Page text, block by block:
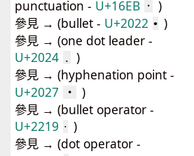
punctuation - U+16EB ᛫
)
參見 → (bullet - U+2022 • )
參見 → (one dot leader -
U+2024
)
參見 → (hyphenation point -
U+2027
‧
)
參見 → (bullet operator -
U+2219 ∙ )
參見 → (dot operator -